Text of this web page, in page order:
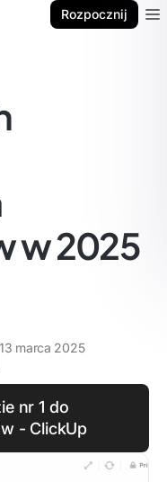
Rozpocznij
w 2025
13 marca 2025
nr 1 do
- ClickUp